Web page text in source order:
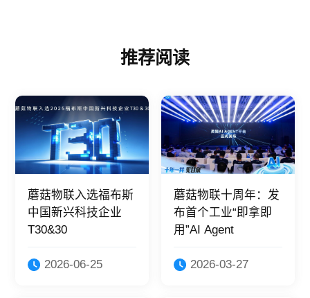
推荐阅读
蘑菇物联入选福布斯
中国新兴科技企业
T30&30
2026-06-25
蘑菇物联十周年：发
布首个工业“即拿即
用”AI Agent
2026-03-27